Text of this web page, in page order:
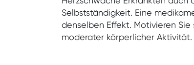
Selbstständigkeit. Eine
denselben Effekt. Motivieren
moderater körperlicher Aktivität.